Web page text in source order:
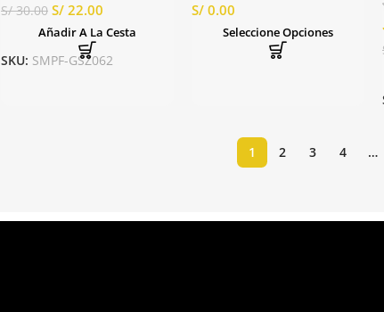
S/30.00 S/ 22.00
Añadir A La Cesta
SKU: SMPF-GSZ062
S/
Seleccione Opciones
1 2 3 4 …